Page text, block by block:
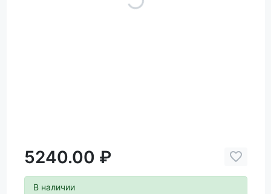
5240.00 ₽
В наличии